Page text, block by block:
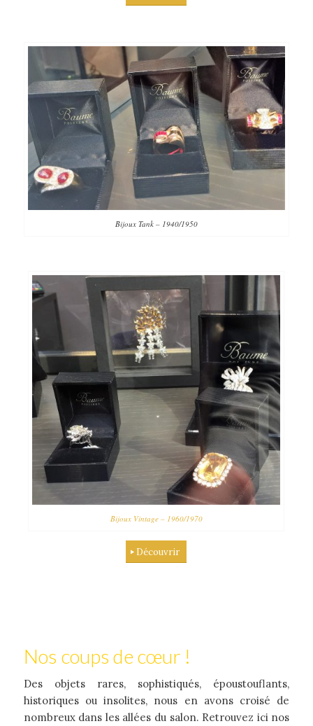
Bijoux Tank – 1940/1950
Bijoux Vintage – 1960/1970
Découvrir
Nos coups de cœur !
Des objets rares, sophistiqués, époustouflants,
historiques ou insolites, nous en avons croisé de
nombreux dans les allées du salon. Retrouvez ici nos